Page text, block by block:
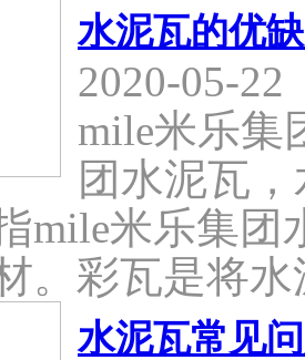
水泥瓦的优
2020-05-22
mile米乐集
团水泥瓦
mile米乐集团
。彩瓦是将
水泥瓦常见